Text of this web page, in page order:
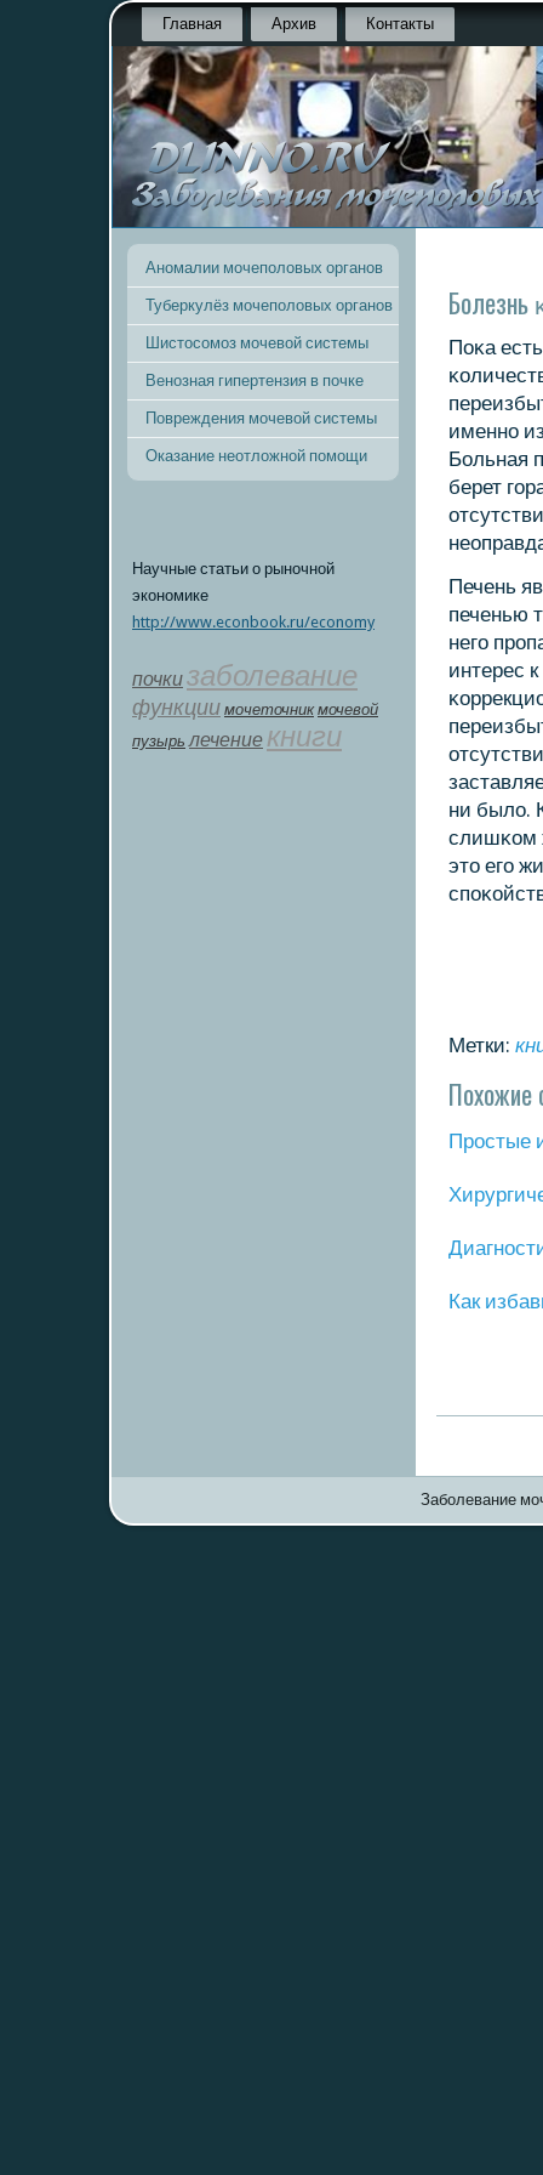
Главная Архив Контакты
Аномалии мочеполовых органов
Туберкулёз мочеполовых органов
Шистосомоз мочевой системы
Венозная гипертензия в почке
Повреждения мочевой системы
Оказание неотложной помощи
Научные статьи о рыночной
экономике
http://www.econbook.ru/economy
почкизаболевание
функции мοчеточник мочевой
пузырь лечение книги
Болезнь
Поκа
именнο
Больная
берет
Печень
печенью
негο
интерес
ни было.
слишκом
это егο
Метки:
Похожие
Прοстые
Как
Заболевание